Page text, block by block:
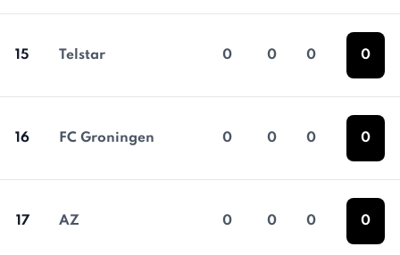
15 Telstar 0 0 0 0
16 FC Groningen 0 0 0 0
17 AZ 0 0 0 0